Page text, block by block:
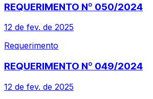
REQUERIMENTO Nº 050/2024
12 de fev. de 2025
Requerimento
REQUERIMENTO Nº 049/2024
12 de fev. de 2025